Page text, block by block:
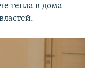
тепла в дома